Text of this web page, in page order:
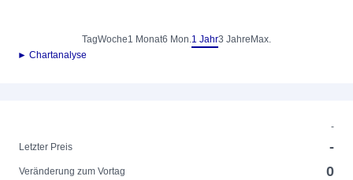
TagWoche1 Monat6 Mon.1 Jahr3 Jahre Max.
► Chartanalyse
-
Letzter Preis
-
Veränderung zum Vortag 0